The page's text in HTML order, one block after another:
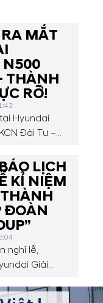
MẮT
N500
THÀNH
RỠ!
Hyundai
Đài Tư –
Hà Nội), sự
Mighty
diễn ra sôi
công ngoài
LỊCH
KỈ NIỆM
ĐOÀN
nghỉ lễ,
Giải
tham quan